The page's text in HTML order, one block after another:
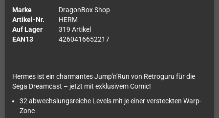
Marke
DragonBox Shop
Artikel-Nr.
HERM
Auf Lager
319 Artikel
EAN13
4260416652217
Hermes ist ein charmantes Jump'n'Run von Retroguru für die
Sega Dreamcast – jetzt mit exklusivem Comic!
32 abwechslungsreiche Levels mit je einer versteckten Warp-
Zone